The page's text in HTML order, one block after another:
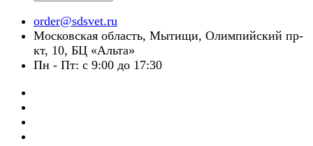
order@sdsvet.ru
Московская область, Мытищи, Олимпийский пр-
кт, 10, БЦ «Альта»
Пн - Пт: с 9:00 до 17:30